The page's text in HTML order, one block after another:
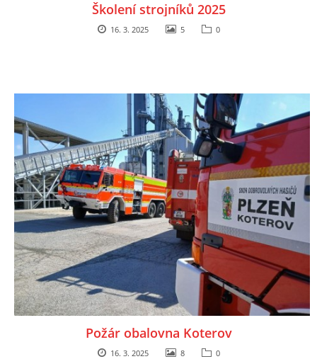
Školení strojníků 2025
16. 3. 2025 5 0
Požár obalovna Koterov
16. 3. 2025 8 0